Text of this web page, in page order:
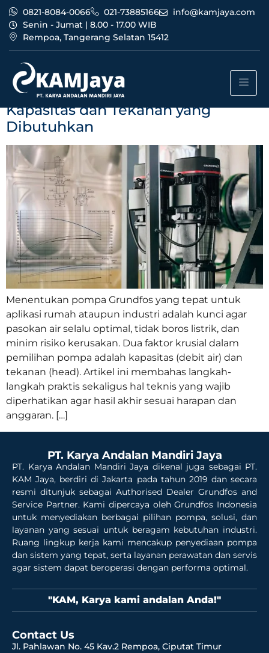
0821-8084-0066 021-73885166
info@kamjaya.com
Senin - Jumat | 8.00 - 17.00 WIB
Rempoa, Tangerang Selatan 15412
Tag:
Memilih Pompa Grundfos Sesuai
Kapasitas dan Tekanan yang
Dibutuhkan
Menentukan pompa Grundfos yang tepat untuk
aplikasi rumah ataupun industri adalah kunci agar
pasokan air selalu optimal, tidak boros listrik, dan
minim risiko kerusakan. Dua faktor krusial dalam
pemilihan pompa adalah kapasitas (debit air) dan
tekanan (head). Artikel ini membahas langkah-
langkah praktis sekaligus hal teknis yang wajib
diperhatikan agar hasil akhir sesuai harapan dan
anggaran.​ […]
PT. Karya Andalan Mandiri Jaya
PT. Karya Andalan Mandiri Jaya dikenal juga sebagai PT.
KAM Jaya, berdiri di Jakarta pada tahun 2019 dan secara
resmi ditunjuk sebagai Authorised Dealer Grundfos and
Service Partner. Kami dipercaya oleh Grundfos Indonesia
untuk menyediakan berbagai pilihan pompa, solusi, dan
layanan yang sesuai untuk beragam kebutuhan industri.
Ruang lingkup kerja kami mencakup penyediaan pompa
dan sistem yang tepat, serta layanan perawatan dan servis
agar sistem dapat beroperasi dengan performa optimal.
"KAM, Karya kami andalan Anda!"
Contact Us
Jl. Pahlawan No. 45 Kav.2 Rempoa, Ciputat Timur